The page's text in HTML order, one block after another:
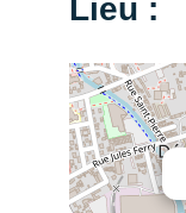
Lieu :